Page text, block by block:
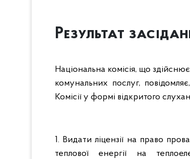
Результат
Національна комісія, що
комунальних послуг,
Комісії у формі відкритого
1. Видати ліцензії на право
теплової енергії на